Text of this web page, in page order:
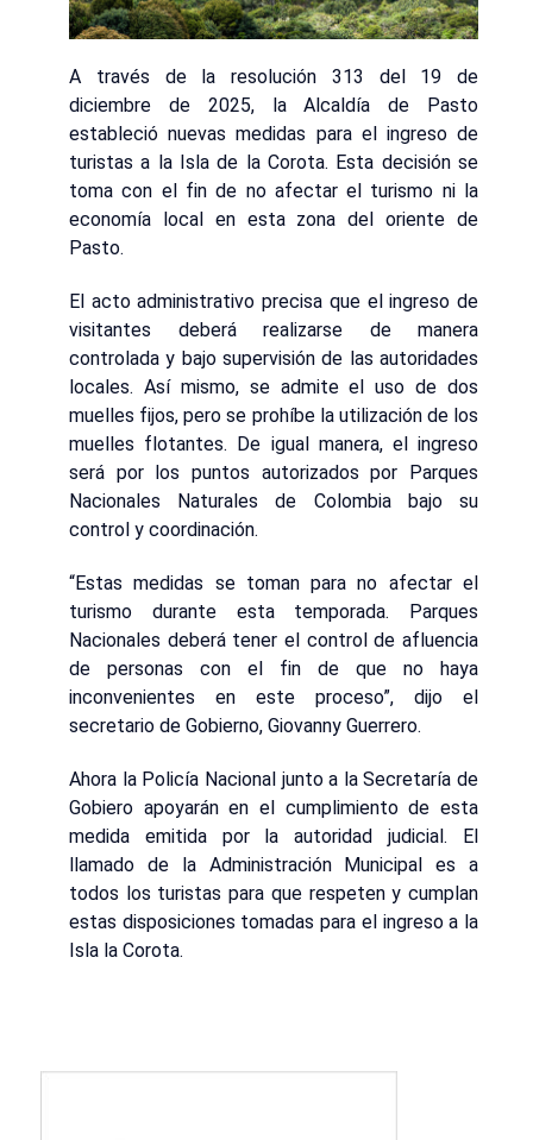
A través de la resolución 313 del 19 de
diciembre de 2025, la Alcaldía de Pasto
estableció nuevas medidas para el ingreso de
turistas a la Isla de la Corota. Esta decisión se
toma con el fin de no afectar el turismo ni la
economía local en esta zona del oriente de
Pasto.
El acto administrativo precisa que el ingreso de
visitantes deberá realizarse de manera
controlada y bajo supervisión de las autoridades
locales. Así mismo, se admite el uso de dos
muelles fijos, pero se prohíbe la utilización de los
muelles flotantes. De igual manera, el ingreso
será por los puntos autorizados por Parques
Nacionales Naturales de Colombia bajo su
control y coordinación.
“Estas medidas se toman para no afectar el
turismo durante esta temporada. Parques
Nacionales deberá tener el control de afluencia
de personas con el fin de que no haya
inconvenientes en este proceso”, dijo el
secretario de Gobierno, Giovanny Guerrero.
Ahora la Policía Nacional junto a la Secretaría de
Gobiero apoyarán en el cumplimiento de esta
medida emitida por la autoridad judicial. El
llamado de la Administración Municipal es a
todos los turistas para que respeten y cumplan
estas disposiciones tomadas para el ingreso a la
Isla la Corota.